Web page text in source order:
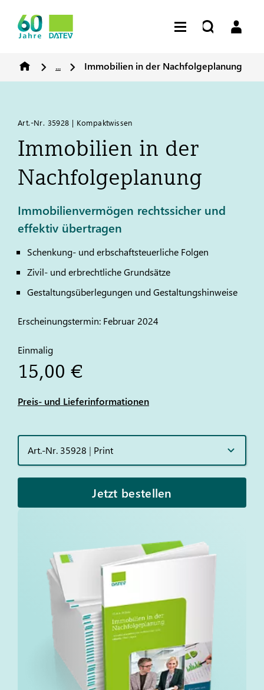
... Immobilien in der Nachfolgeplanung
Art.-Nr. 35928 | Kompaktwissen
Immobilien in der
Nachfolgeplanung
Immobilienvermögen rechtssicher und
effektiv übertragen
Schenkung- und erbschaftsteuerliche Folgen
Zivil- und erbrechtliche Grundsätze
Gestaltungsüberlegungen und Gestaltungshinweise
Erscheinungstermin: Februar 2024
Einmalig
15,00 €
Preis- und Lieferinformationen
Art.-Nr. 35928 | Print
Jetzt bestellen